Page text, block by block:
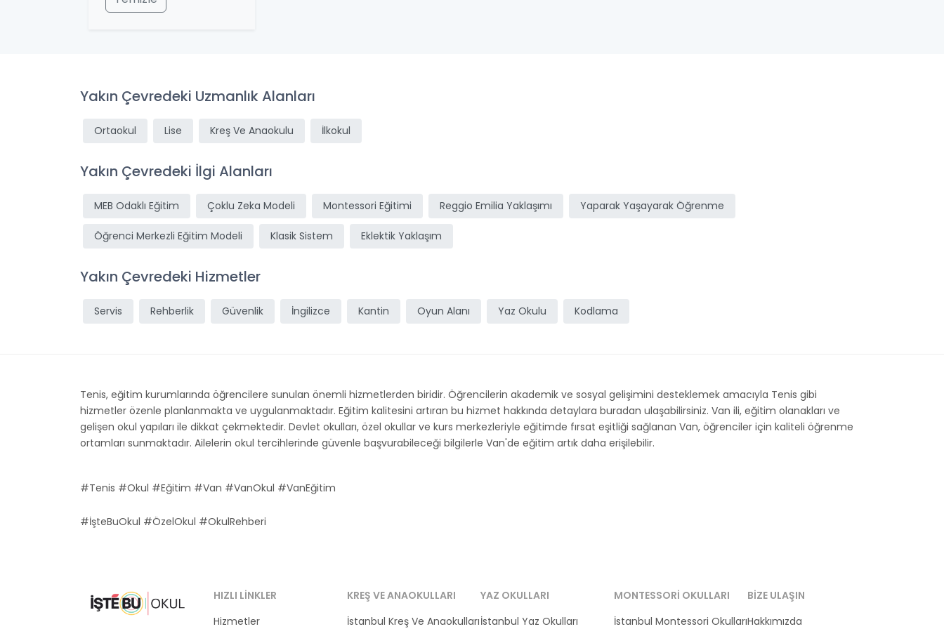
Yakın Çevredeki Uzmanlık Alanları
Ortaokul Lise Kreş Ve Anaokulu İlkokul
Yakın Çevredeki İlgi Alanları
MEB Odaklı Eğitim Çoklu Zeka Modeli Montessori Eğitimi Reggio Emilia Yaklaşımı Yaparak Yaşayarak Öğrenme
Öğrenci Merkezli Eğitim Modeli Klasik Sistem Eklektik Yaklaşım
Yakın Çevredeki Hizmetler
Servis Rehberlik Güvenlik İngilizce Kantin Oyun Alanı Yaz Okulu Kodlama
Tenis, eğitim kurumlarında öğrencilere sunulan önemli hizmetlerden biridir. Öğrencilerin akademik ve sosyal gelişimini desteklemek amacıyla Tenis gibi
hizmetler özenle planlanmakta ve uygulanmaktadır. Eğitim kalitesini artıran bu hizmet hakkında detaylara buradan ulaşabilirsiniz. Van ili, eğitim olanakları ve
gelişen okul yapıları ile dikkat çekmektedir. Devlet okulları, özel okullar ve kurs merkezleriyle eğitimde fırsat eşitliği sağlanan Van, öğrenciler için kaliteli öğrenme
ortamları sunmaktadır. Ailelerin okul tercihlerinde güvenle başvurabileceği bilgilerle Van'de eğitim artık daha erişilebilir.
#Tenis #Okul #Eğitim #Van #VanOkul #VanEğitim
#İşteBuOkul #ÖzelOkul #OkulRehberi
HIZLI LINKLER
Hizmetler
KREŞ VE ANAOKULLARI
İstanbul Kreş Ve Anaokulları
YAZ OKULLARI
İstanbul Yaz Okulları
MONTESSORI OKULLARI
İstanbul Montessori Okulları
BIZE ULAŞIN
Hakkımızda